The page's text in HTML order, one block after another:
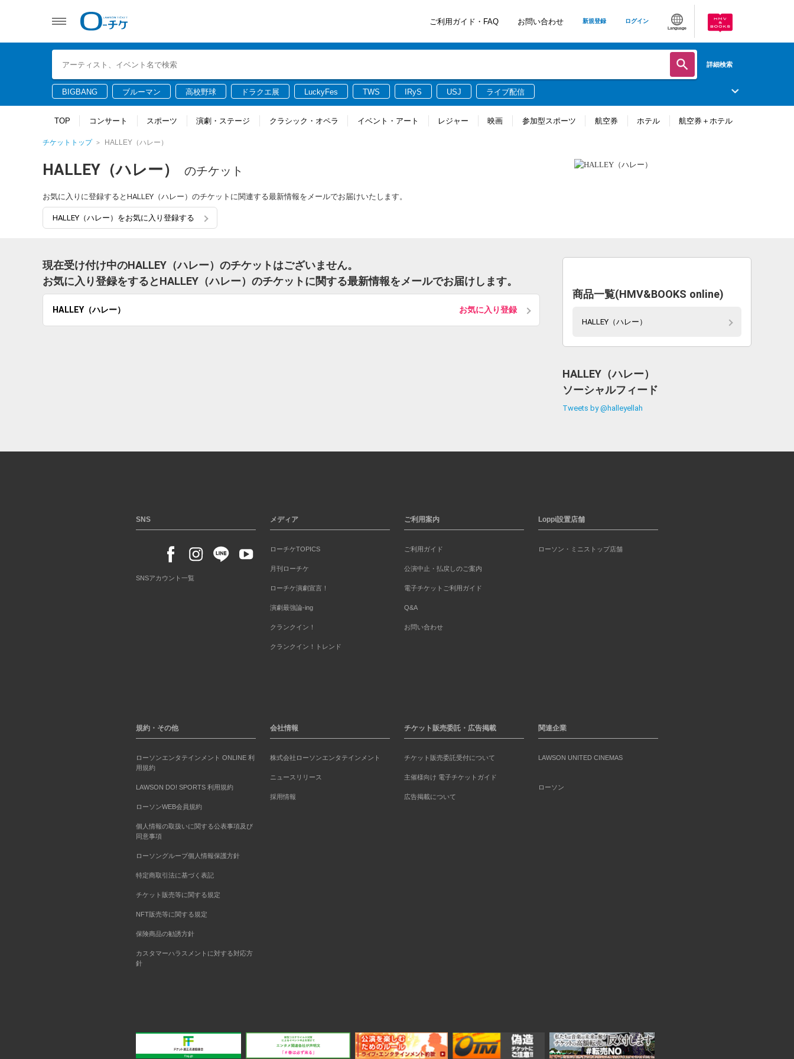
ご利用ガイド・FAQ お問い合わせ 新規登録 ログイン
Language
詳細検索
BIGBANG ブルーマン 高校野球 ドラクエ展 LuckyFes TWS IRyS USJ ライブ配信
TOP コンサート スポーツ 演劇・ステージ クラシック・オペラ イベント・アート レジャー 映画 参加型スポーツ 航空券 ホテル 航空券＋ホテル
チケットトップ HALLEY（ハレー）
HALLEY（ハレー） のチケット
お気に入りに登録するとHALLEY（ハレー）のチケットに関連する最新情報をメールでお届けいたします。
HALLEY（ハレー）をお気に入り登録する
現在受け付け中のHALLEY（ハレー）のチケットはございません。
お気に入り登録をするとHALLEY（ハレー）のチケットに関する最新情報をメールでお届けします。
HALLEY（ハレー） お気に入り登録
商品一覧(HMV&BOOKS online)
HALLEY（ハレー）
HALLEY（ハレー）
ソーシャルフィード
Tweets by @halleyellah
SNS
SNSアカウント一覧
メディア
ローチケTOPICS
月刊ローチケ
ローチケ演劇宣言！
演劇最強論-ing
クランクイン！
クランクイン！トレンド
ご利用案内
ご利用ガイド
公演中止・払戻しのご案内
電子チケットご利用ガイド
Q&A
お問い合わせ
Loppi設置店舗
ローソン・ミニストップ店舗
規約・その他
ローソンエンタテインメント ONLINE 利
用規約
LAWSON DO! SPORTS 利用規約
ローソンWEB会員規約
個人情報の取扱いに関する公表事項及び
同意事項
ローソングループ個人情報保護方針
特定商取引法に基づく表記
チケット販売等に関する規定
NFT販売等に関する規定
保険商品の勧誘方針
カスタマーハラスメントに対する対応方
針
会社情報
株式会社ローソンエンタテインメント
ニュースリリース
採用情報
チケット販売委託・広告掲載
チケット販売委託受付について
主催様向け 電子チケットガイド
広告掲載について
関連企業
LAWSON UNITED CINEMAS
ローソン